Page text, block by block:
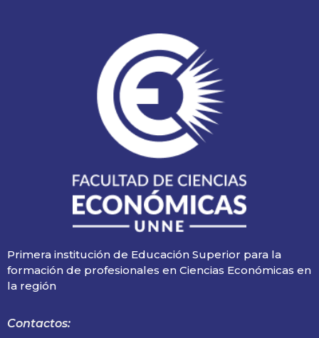
Primera institución de Educación Superior para la
formación de profesionales en Ciencias Económicas en
la región
Contactos: